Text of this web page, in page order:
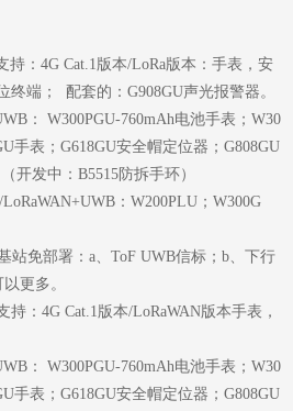
持： 4G Cat.1版本/LoRa版本：手表，安
终端；
配套的：G908GU声光报警器。
760mAh电池手表；W30
手表；G618GU安全帽定位器；G808GU
开发中：B5515防拆手环）
：W200PLU；W300G
站免部署：a、ToF UWB信标；b、下行
更多。
版本/LoRaWAN版本手表，
： W300PGU-760mAh电池手表；W30
手表；G618GU安全帽定位器；G808GU